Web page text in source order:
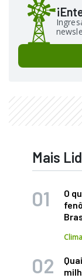
Mais
O
Clima